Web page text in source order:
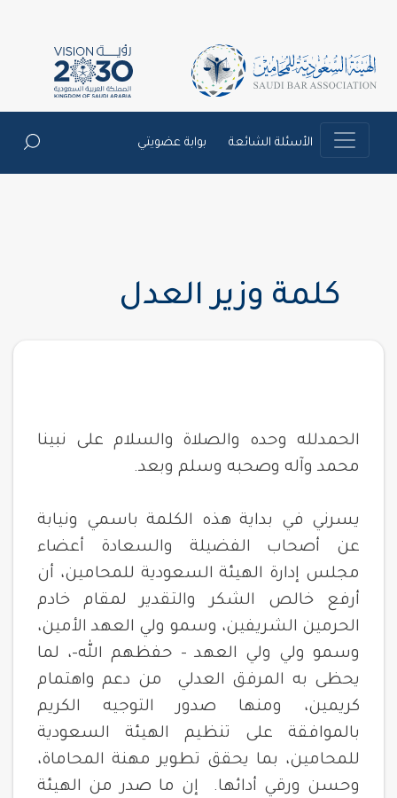
الأسئلة الشائعة بوابة عضويتي
كلمة وزير العدل‎
الحمدلله وحده والصلاة والسلام على نبينا
محمد وآله وصحبه وسلم وبعد.
يسرني في بداية هذه الكلمة باسمي ونيابة
عن أصحاب الفضيلة والسعادة أعضاء
مجلس إدارة الهيئة السعودية للمحامين، أن
أرفع خالص الشكر والتقدير لمقام خادم
الحرمين الشريفين، وسمو ولي العهد الأمين،
وسمو ولي ولي العهد – حفظهم الله-، لما
يحظى به المرفقالعدلي
من دعم واهتمام
كريمين، ومنها صدور التوجيه الكريم
بالموافقة على تنظيم الهيئة السعودية
للمحامين، بما يحقق تطوير مهنة المحاماة،
وحسن ورقي أدائها. إن ما صدر من الهيئة